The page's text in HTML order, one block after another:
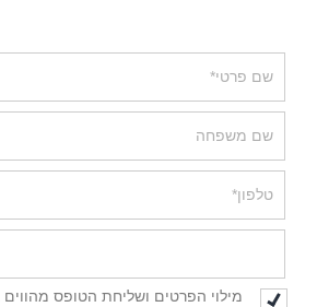
מילוי הפרטים ושליחת הטופס